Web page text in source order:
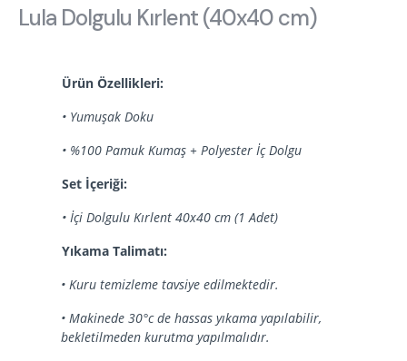
Lula Dolgulu Kırlent (40x40 cm)
Ürün Özellikleri:
• Yumuşak Doku
• %100 Pamuk Kumaş + Polyester İç Dolgu
Set İçeriği:
• İçi Dolgulu Kırlent 40x40 cm (1 Adet)
Yıkama Talimatı:
• Kuru temizleme tavsiye edilmektedir.
• Makinede 30°c de hassas yıkama yapılabilir,
bekletilmeden kurutma yapılmalıdır.